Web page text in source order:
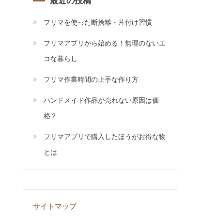
フリマを使った断捨離・片付け習慣
フリマアプリから始める！無理のないエ
コな暮らし
フリマ作業時間の上手な作り方
ハンドメイド作品が売れない原因は価
格？
フリマアプリで購入したほうがお得な物
とは
サイトマップ